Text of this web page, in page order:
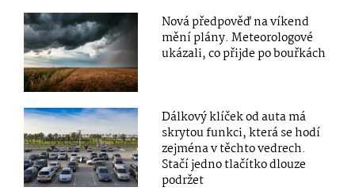
Nová předpověď na víkend
mění plány. Meteorologové
ukázali, co přijde po bouřkách
Dálkový klíček od auta má
skrytou funkci, která se hodí
zejména v těchto vedrech.
Stačí jedno tlačítko dlouze
podržet